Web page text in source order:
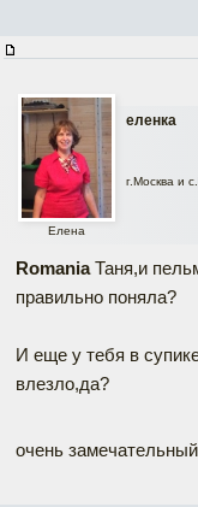
еленка
Елена
г.Москва и
RomaniaТаня,и
правильно поняла?
И еще у тебя в
влезло,да?
очень